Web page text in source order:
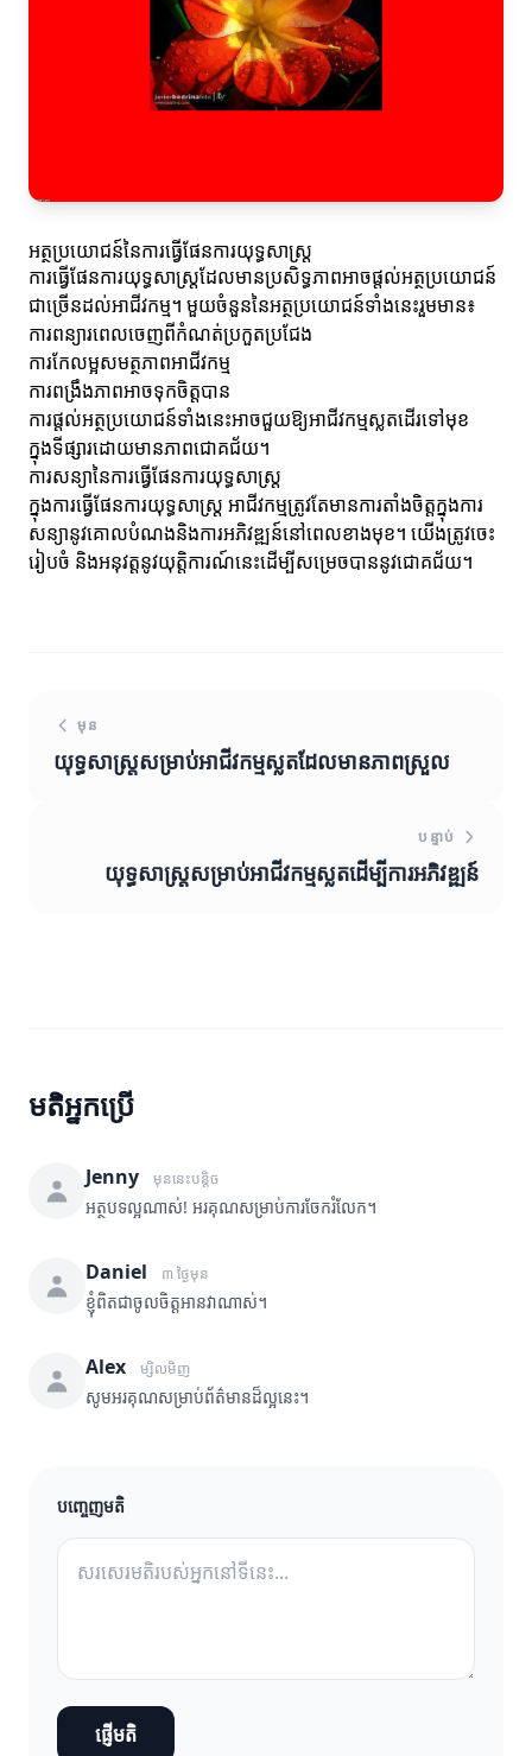
អត្ថប្រយោជន៍នៃការធ្វើផែនការយុទ្ធសាស្ត្រ
ការធ្វើផែនការយុទ្ធសាស្ត្រដែលមានប្រសិទ្ធភាពអាចផ្តល់អត្ថប្រយោជន៍
ជាច្រើនដល់អាជីវកម្ម។ មួយចំនួននៃអត្ថប្រយោជន៍ទាំងនេះរួមមាន៖
ការពន្យារពេលចេញពីកំណត់ប្រកួតប្រជែង
ការកែលម្អសមត្ថភាពអាជីវកម្ម
ការពង្រឹងភាពអាចទុកចិត្តបាន
ការផ្ដល់អត្ថប្រយោជន៍ទាំងនេះអាចជួយឱ្យអាជីវកម្មស្លតដើរទៅមុខ
ក្នុងទីផ្សារដោយមានភាពជោគជ័យ។
ការសន្យានៃការធ្វើផែនការយុទ្ធសាស្ត្រ
ក្នុងការធ្វើផែនការយុទ្ធសាស្ត្រ អាជីវកម្មត្រូវតែមានការតាំងចិត្តក្នុងការ
សន្យានូវគោលបំណងនិងការអភិវឌ្ឍន៍នៅពេលខាងមុខ។ យើងត្រូវចេះ
រៀបចំ និងអនុវត្តនូវយុត្តិការណ៍នេះដើម្បីសម្រេចបាននូវជោគជ័យ។
មុន
យុទ្ធសាស្ត្រសម្រាប់អាជីវកម្មស្លតដែលមានភាពស្រួល
បន្ទាប់
យុទ្ធសាស្ត្រសម្រាប់អាជីវកម្មស្លតដើម្បីការអភិវឌ្ឍន៍
មតិអ្នកប្រើ
Jenny មុននេះបន្តិច
អត្ថបទល្អណាស់! អរគុណសម្រាប់ការចែករំលែក។
Daniel ៣ ថ្ងៃមុន
ខ្ញុំពិតជាចូលចិត្តអានវាណាស់។
Alex ម្សិលមិញ
សូមអរគុណសម្រាប់ព័ត៌មានដ៏ល្អនេះ។
បញ្ចេញមតិ
ផ្ញើមតិ